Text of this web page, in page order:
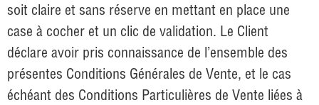
soit claire et sans réserve en mettant en place une
case à cocher et un clic de validation. Le Client
déclare avoir pris connaissance de l’ensemble des
présentes Conditions Générales de Vente, et le cas
échéant des Conditions Particulières de Vente liées à